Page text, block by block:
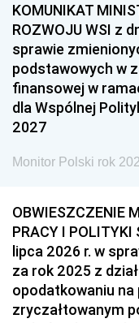
KOMUNIKAT
ROZWOJU WSI z
sprawie
podstawowych w
finansowej w
dla Wspólnej
2027
Monitor Polski rok
OBWIESZCZENIE
PRACY I
lipca 2026 r. w
za rok 2025 z
opodatkowaniu
zryczałtowanym